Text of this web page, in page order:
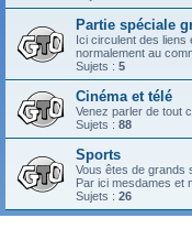
Partie spéciale
Ici circulent des liens
normalement au
Sujets : 5
Cinéma et télé
Venez parler de tout
Sujets : 88
Sports
Vous êtes de grands
Par ici mesdames et
Sujets : 26